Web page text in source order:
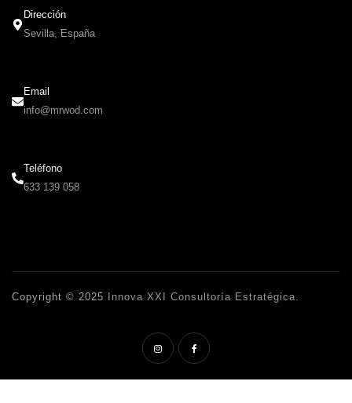
Dirección
Sevilla, España
Email
info@mrwod.com
Teléfono
633 139 058
Copyright © 2025 Innova XXI Consultoría Estratégica.